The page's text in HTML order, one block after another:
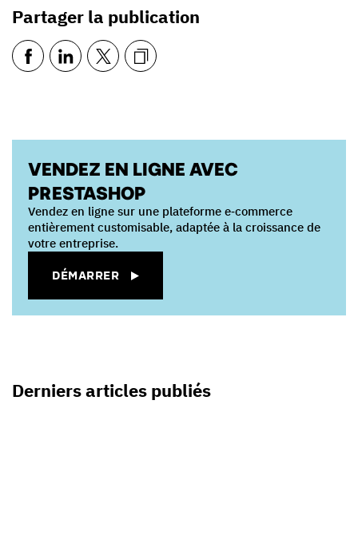
Partager la publication
VENDEZ EN LIGNE AVEC
PRESTASHOP
Vendez en ligne sur une plateforme e‑commerce
entièrement customisable, adaptée à la croissance de
votre entreprise.
DÉMARRER
Derniers articles publiés